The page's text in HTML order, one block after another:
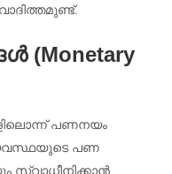
(Monetary
പണനയം
പണ
സ്വാധീനിക്കാൻ